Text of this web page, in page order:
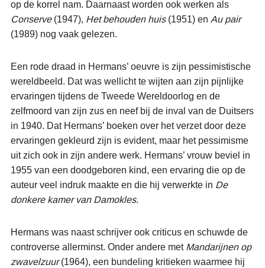
op de korrel nam. Daarnaast worden ook werken als
Conserve(1947), Het behouden huis(1951) en Au pair
(1989) nog vaak gelezen.
Een rode draad in Hermans’ oeuvre is zijn pessimistische
wereldbeeld. Dat was wellicht te wijten aan zijn pijnlijke
ervaringen tijdens de Tweede Wereldoorlog en de
zelfmoord van zijn zus en neef bij de inval van de Duitsers
in 1940. Dat Hermans’ boeken over het verzet door deze
ervaringen gekleurd zijn is evident, maar het pessimisme
uit zich ook in zijn andere werk. Hermans’ vrouw beviel in
1955 van een doodgeboren kind, een ervaring die op de
auteur veel indruk maakte en die hij verwerkte in De
donkere kamer van Damokles.
Hermans was naast schrijver ook criticus en schuwde de
controverse allerminst. Onder andere met Mandarijnen op
zwavelzuur(1964), een bundeling kritieken waarmee hij